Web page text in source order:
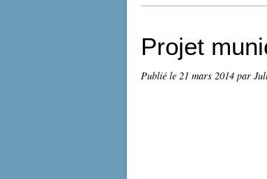
Projet
Publié le 21 mars 2014 par